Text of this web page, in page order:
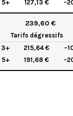
5+
127,13 €
239,60 €
Tarifs dégressifs
3+
215,64 €
5+
191,68 €